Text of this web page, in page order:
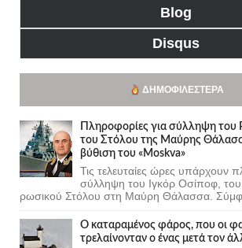
Blog
Disqus
ΔΗΜΟΦΙΛΈΣΤΕΡΑ
Πληροφορίες για σύλληψη του
του Στόλου της Mαύρης
βύθιση του «Moskva»
Τις τελευταίες ώρες υπάρχουν
σύλληψη του Ιγκόρ Οσίποφ,
ρωσικού Στόλου στη Μαύρη Θάλασσα.
Ο καταραμένος φάρος, που οι
τρελαίνονταν ο ένας μετά τον